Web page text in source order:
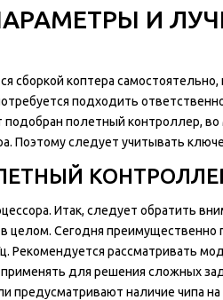
И
сборкой коптера
подходить
подобран полетный контроллер,
Поэтому следует учитывать
Итак, следует обратить
целом. Сегодня преимущественно
Рекомендуется рассматривать
для решения сложных
предусматривают наличие чипа